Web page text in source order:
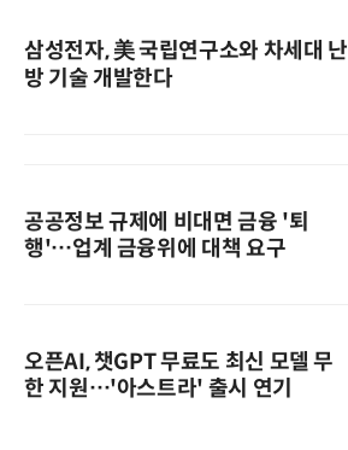
삼성전자, 美 국립연구소와 차세대 난
방 기술 개발한다
공공정보 규제에 비대면 금융 '퇴
행'…업계 금융위에 대책 요구
오픈AI, 챗GPT 무료도 최신 모델 무
한 지원…'아스트라' 출시 연기